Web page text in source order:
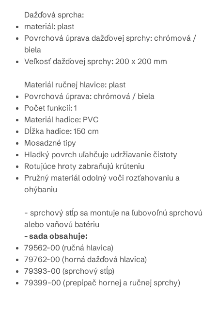
Dažďová sprcha:
materiál: plast
Povrchová úprava dažďovej sprchy: chrómová /
biela
Veľkosť dažďovej sprchy: 200 x 200 mm
Materiál ručnej hlavice: plast
Povrchová úprava: chrómová / biela
Počet funkcií: 1
Materiál hadice: PVC
Dĺžka hadice: 150 cm
Mosadzné tipy
Hladký povrch uľahčuje udržiavanie čistoty
Rotujúce hroty zabraňujú krúteniu
Pružný materiál odolný voči rozťahovaniu a
ohýbaniu
- sprchový stĺp sa montuje na ľubovoľnú sprchovú
alebo vaňovú batériu
- sada obsahuje:
79562-00 (ručná hlavica)
79762-00 (horná dažďová hlavica)
79393-00 (sprchový stĺp)
79399-00 (prepípač hornej a ručnej sprchy)